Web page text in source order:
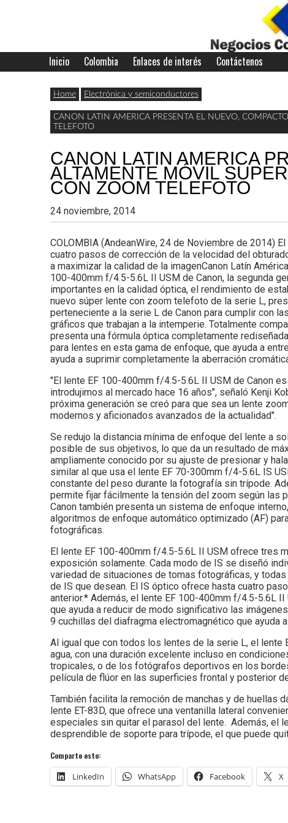
Negocios
con
Colombia
Últimas
noticias,
comunicados
y
actualidad
de
negocios
con
Colombia.
Inicio Colombia Enlaces de interés Contáctenos
Home Electrónica y semiconductores
CANON LATIN AMERICA PRESENTA EL NUEVO,
TELEFOTO
CANON LATIN AMERICA
ALTAMENTE MÓVIL
CON ZOOM TELEFOTO
24 noviembre, 2014
COLOMBIA (AndeanWire, 24 de Noviembre de 2014)
cuatro pasos de corrección de la velocidad del
a maximizar la calidad de la imagenCanon Latín
100-400mm f/4.5-5.6L II USM de Canon, la segunda
importantes en la calidad óptica, el rendimiento de
nuevo súper lente con zoom telefoto de la serie L,
perteneciente a la serie L de Canon para cumplir con
gráficos que trabajan a la intemperie. Totalmente
presenta una fórmula óptica completamente
para lentes en esta gama de enfoque, que ayuda a
ayuda a suprimir completamente la aberración
"El lente EF 100-400mm f/4.5-5.6L II USM de Canon
introdujimos al mercado hace 16 años", señaló Kenji
próxima generación se creó para que sea un lente
modernos y aficionados avanzados de la actualidad".
Se redujo la distancia mínima de enfoque del lente a
posible de sus objetivos, lo que da un resultado de
ampliamente conocido por su ajuste de presionar y
similar al que usa el lente EF 70-300mm f/4-5.6L IS
constante del peso durante la fotografía sin trípode.
permite fijar fácilmente la tensión del zoom según las
Canon también presenta un sistema de enfoque
algoritmos de enfoque automático optimizado (AF)
fotográficas.
El lente EF 100-400mm f/4.5-5.6L II USM ofrece tres
exposición solamente. Cada modo de IS se diseñó
variedad de situaciones de tomas fotográficas, y
de IS que desean. El IS óptico ofrece hasta cuatro
anterior.* Además, el lente EF 100-400mm f/4.5-5.6L
que ayuda a reducir de modo significativo las
9 cuchillas del diafragma electromagnético que
Al igual que con todos los lentes de la serie L, el
agua, con una duración excelente incluso en
tropicales, o de los fotógrafos deportivos en los
película de flúor en las superficies frontal y posterior
También facilita la remoción de manchas y de huellas
lente ET-83D, que ofrece una ventanilla lateral
especiales sin quitar el parasol del lente. Además, el
desprendible de soporte para trípode, el que puede
Comparte esto:
LinkedIn WhatsApp Facebook X